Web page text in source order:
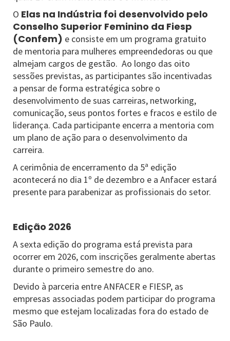
O Elas na Indústria foi desenvolvido pelo
Conselho Superior Feminino da Fiesp
(Confem) e consiste em um programa gratuito
de mentoria para mulheres empreendedoras ou que
almejam cargos de gestão. Ao longo das oito
sessões previstas, as participantes são incentivadas
a pensar de forma estratégica sobre o
desenvolvimento de suas carreiras, networking,
comunicação, seus pontos fortes e fracos e estilo de
liderança. Cada participante encerra a mentoria com
um plano de ação para o desenvolvimento da
carreira.
A cerimônia de encerramento da 5ª edição
acontecerá no dia 1º de dezembro e a Anfacer estará
presente para parabenizar as profissionais do setor.
Edição 2026
A sexta edição do programa está prevista para
ocorrer em 2026, com inscrições geralmente abertas
durante o primeiro semestre do ano.
Devido à parceria entre ANFACER e FIESP, as
empresas associadas podem participar do programa
mesmo que estejam localizadas fora do estado de
São Paulo.